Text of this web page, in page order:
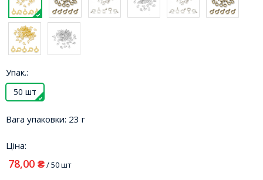
Упак.:
50 шт
Вага упаковки: 23 г
Ціна:
78,00 ₴/ 50 шт